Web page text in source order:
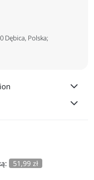
Dębica, Polska;
51,99 zł